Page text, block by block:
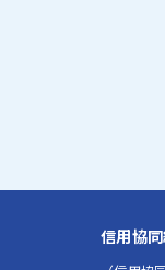
信用協